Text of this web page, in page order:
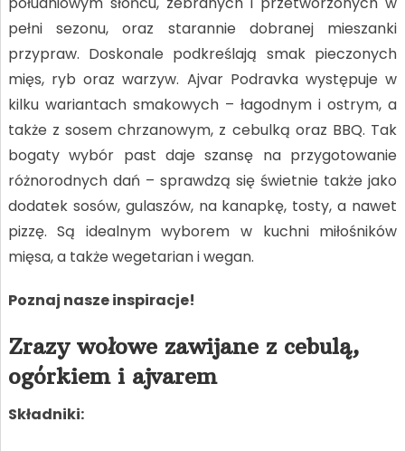
pełni sezonu, oraz starannie dobranej mieszanki
przypraw. Doskonale podkreślają smak pieczonych
mięs, ryb oraz warzyw. Ajvar Podravka występuje w
kilku wariantach smakowych – łagodnym i ostrym, a
także z sosem chrzanowym, z cebulką oraz BBQ. Tak
bogaty wybór past daje szansę na przygotowanie
różnorodnych dań – sprawdzą się świetnie także jako
dodatek sosów, gulaszów, na kanapkę, tosty, a nawet
pizzę. Są idealnym wyborem w kuchni miłośników
mięsa, a także wegetarian i wegan.
Poznaj nasze inspiracje!
Zrazy wołowe zawijane z cebulą,
ogórkiem i ajvarem
Składniki: